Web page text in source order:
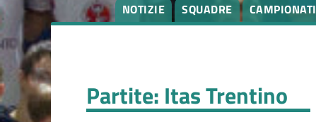
NOTIZIE SQUADRE CAMPIONATI
Partite: Itas Trentino